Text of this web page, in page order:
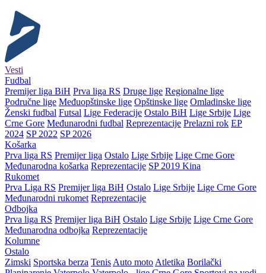
Vesti
Fudbal
Premijer liga BiH Prva liga RS Druge lige Regionalne lige
Područne lige Međuopštinske lige Opštinske lige Omladinske lige
Ženski fudbal Futsal Lige Federacije Ostalo BiH Lige Srbije Lige
Crne Gore Međunarodni fudbal Reprezentacije Prelazni rok EP
2024 SP 2022 SP 2026
Košarka
Prva liga RS Premijer liga Ostalo Lige Srbije Lige Crne Gore
Međunarodna košarka Reprezentacije SP 2019 Kina
Rukomet
Prva Liga RS Premijer liga BiH Ostalo Lige Srbije Lige Crne Gore
Međunarodni rukomet Reprezentacije
Odbojka
Prva liga RS Premijer liga BiH Ostalo Lige Srbije Lige Crne Gore
Međunarodna odbojka Reprezentacije
Kolumne
Ostalo
Zimski Sportska berza Tenis Auto moto Atletika Borilački